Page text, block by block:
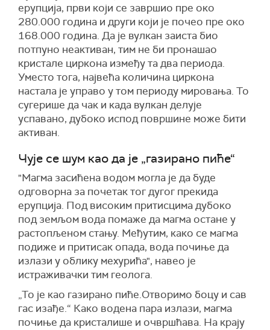
ерупција, први који се завршио пре око
280.000 година и други који је почео пре око
168.000 година. Да је вулкан заиста био
потпуно неактиван, тим не би пронашао
кристале циркона између та два периода.
Уместо тога, највећа количина циркона
настала је управо у том периоду мировања. То
сугерише да чак и када вулкан делује
успавано, дубоко испод површине може бити
активан.
Чује се шум као да је „газирано пиће“
"Магма засићена водом могла је да буде
одговорна за почетак тог дугог прекида
ерупција. Под високим притисцима дубоко
под земљом вода помаже да магма остане у
растопљеном стању. Међутим, како се магма
подиже и притисак опада, вода почиње да
излази у облику мехурића", навео је
истраживачки тим геолога.
„То је као газирано пиће.Отворимо боцу и сав
гас изађе.“ Како водена пара излази, магма
почиње да кристалише и очвршћава. На крају